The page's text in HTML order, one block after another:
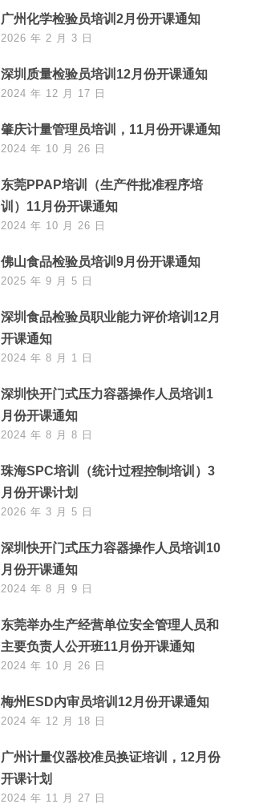
广州化学检验员培训2月份开课通知
2026 年 2 月 3 日
深圳质量检验员培训12月份开课通知
2024 年 12 月 17 日
肇庆计量管理员培训，11月份开课通知
2024 年 10 月 26 日
东莞PPAP培训（生产件批准程序培
训）11月份开课通知
2024 年 10 月 26 日
佛山食品检验员培训9月份开课通知
2025 年 9 月 5 日
深圳食品检验员职业能力评价培训12月
开课通知
2024 年 8 月 1 日
深圳快开门式压力容器操作人员培训1
月份开课通知
2024 年 8 月 8 日
珠海SPC培训（统计过程控制培训）3
月份开课计划
2026 年 3 月 5 日
深圳快开门式压力容器操作人员培训10
月份开课通知
2024 年 8 月 9 日
东莞举办生产经营单位安全管理人员和
主要负责人公开班11月份开课通知
2024 年 10 月 26 日
梅州ESD内审员培训12月份开课通知
2024 年 12 月 18 日
广州计量仪器校准员换证培训，12月份
开课计划
2024 年 11 月 27 日